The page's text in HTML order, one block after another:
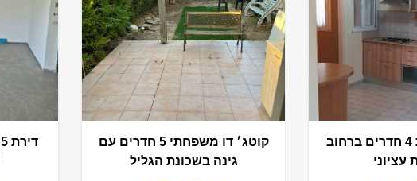
להשכרה דירת 4 חדרים ברחוב
עציוני
קוטג׳ דו משפחתי 5 חדרים עם
גינה בשכונת הגליל